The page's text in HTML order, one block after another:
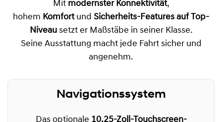
Mit modernster Konnektivität,
hohem Komfortund Sicherheits-Features auf Top-
Niveausetzt er Maßstäbe in seiner Klasse.
Seine Ausstattung macht jede Fahrt sicher und
angenehm.
Navigationssystem
Das optionale 10.25-Zoll-Touchscreen-